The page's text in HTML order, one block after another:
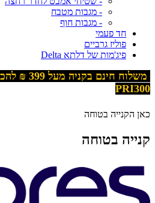
- מגבות מטבח
- מגבות חוף
חד פעמי
פוליז גרביים
פיג'מות של דלתא Delta
משלוח חינם בקניה מעל 399
₪
PRI300
כאן הקנייה בטוחה
קנייה בטוחה